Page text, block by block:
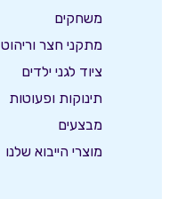
משחקים
מתקני חצר וריהוט
ציוד לגני ילדים
תינוקות ופעוטות
מבצעים
מוצרי הייבוא שלנו